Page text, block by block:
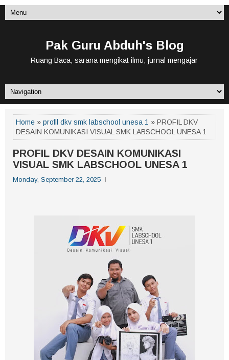
Pak Guru Abduh's Blog
Ruang Baca, sarana mengikat ilmu, jurnal mengajar
Home » profil dkv smk labschool unesa 1 » PROFIL DKV
DESAIN KOMUNIKASI VISUAL SMK LABSCHOOL UNESA 1
PROFIL DKV DESAIN KOMUNIKASI
VISUAL SMK LABSCHOOL UNESA 1
Monday, September 22, 2025